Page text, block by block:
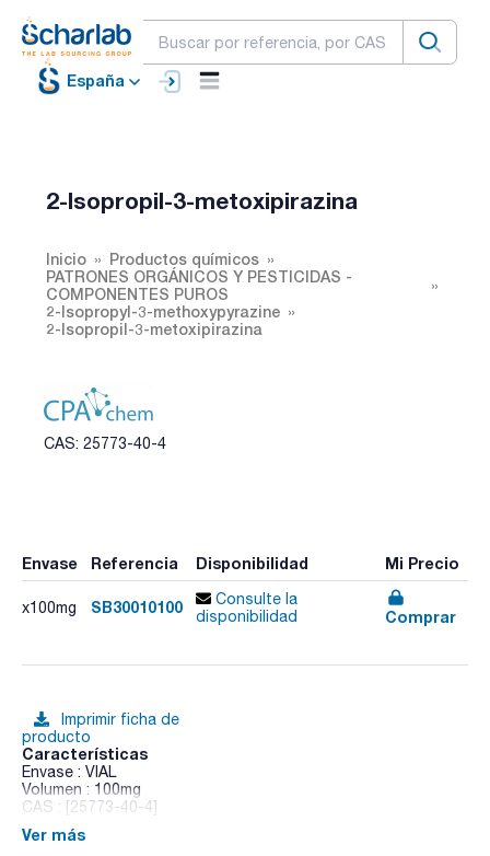
España
2-Isopropil-3-metoxipirazina
Inicio
Productos químicos
PATRONES ORGÁNICOS Y PESTICIDAS -
COMPONENTES PUROS
2-Isopropyl-3-methoxypyrazine
2-Isopropil-3-metoxipirazina
CAS: 25773-40-4
Envase Referencia Disponibilidad Mi Precio
x100mg SB30010100
Consulte la
disponibilidad
Comprar
Imprimir ficha de
producto
Características
Envase : VIAL
Volumen : 100mg
CAS : [25773-40-4]
2-Isopropyl-3-methoxypyrazine
Ver más